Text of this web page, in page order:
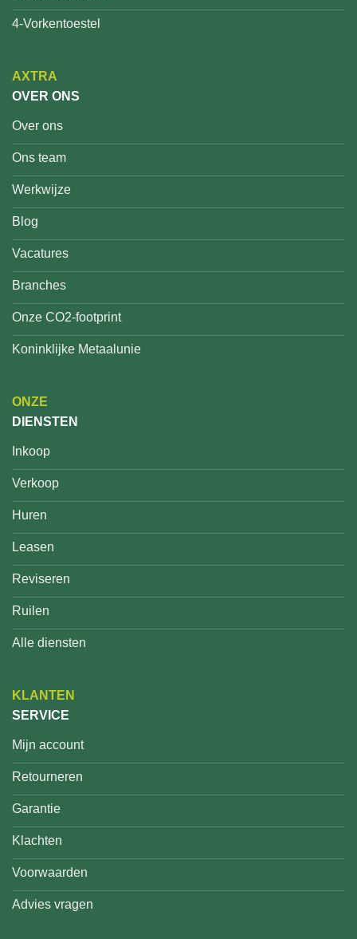
4-Vorkentoestel
AXTRA
OVER ONS
Over ons
Ons team
Werkwijze
Blog
Vacatures
Branches
Onze CO2-footprint
Koninklijke Metaalunie
ONZE
DIENSTEN
Inkoop
Verkoop
Huren
Leasen
Reviseren
Ruilen
Alle diensten
KLANTEN
SERVICE
Mijn account
Retourneren
Garantie
Klachten
Voorwaarden
Advies vragen